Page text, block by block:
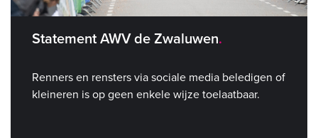
Statement AWV de Zwaluwen
Renners en rensters via sociale media beledigen of
kleineren is op geen enkele wijze toelaatbaar.